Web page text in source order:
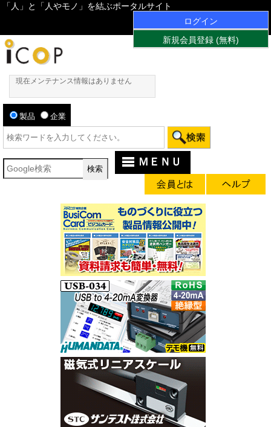
「人」と「人やモノ」を結ぶポータルサイト
ログイン
新規会員登録 (無料)
現在メンテナンス情報はありません
製品 企業
ＭＥＮＵ